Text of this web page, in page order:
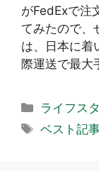
がFedExで注
てみたので、
は、日本に着
際運送で最大
カ
テ
ライフス
タ
ベスト記